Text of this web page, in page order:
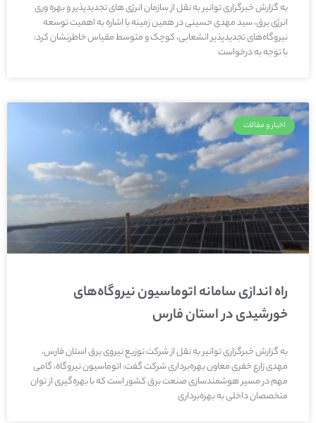
به گزارش خبرگزاری توانیر به نقل از سازمان انرژی های تجدیدپذیر و بهره وری
انرژی برق، سید مهدی حسینی در همین زمینه با اشاره به اهمیت توسعه
نیروگاه‌های تجدیدپذیر انشعابی، کوچک و متوسط مقیاس خاطرنشان کرد:
با توجه به درخواست‌
اخبار و مقالات
راه اندازی سامانه اتوماسیون نیروگاه‌های
خورشیدی در استان فارس
به گزارش خبرگزاری توانیر به نقل از شرکت توزیع نیروی برق استان فارس،
مهدی زارع خفری معاون بهره‌برداری شرکت گفت: اتوماسیون نیروگاه، گامی
مهم در مسیر هوشمندسازی صنعت برق کشور است که با بهره‌گیری از توان
متخصصان داخلی به بهره‌برداری